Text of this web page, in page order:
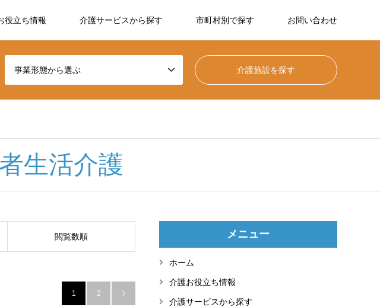
役立ち情報 介護サービスから探す 市町村別で探す お問い合わせ
事業形態から選ぶ
生活介護
閲覧数順
1 2 
メニュー
ホーム
介護お役立ち情報
介護サービスから探す